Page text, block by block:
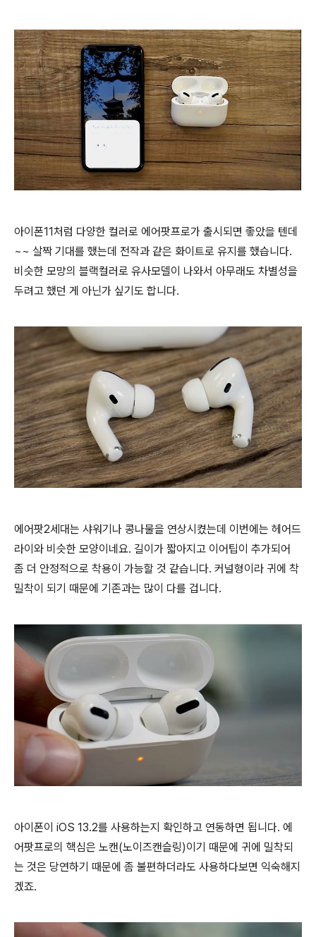
아이폰11처럼 다양한 컬러로 에어팟프로가 출시되면 좋았을 텐데
~~ 살짝 기대를 했는데 전작과 같은 화이트로 유지를 했습니다.
비슷한 모먕의 블랙컬러로 유사모델이 나와서 아무래도 차별성을
두려고 했던 게 아닌가 싶기도 합니다.
에어팟2세대는 샤워기나 콩나물을 연상시켰는데 이번에는 헤어드
라이와 비슷한 모양이네요. 길이가 짧아지고 이어팁이 추가되어
좀 더 안정적으로 착용이 가능할 것 같습니다. 커널형이라 귀에 착
밀착이 되기 때문에 기존과는 많이 다를 겁니다.
아이폰이 iOS 13.2를 사용하는지 확인하고 연동하면 됩니다. 에
어팟프로의 핵심은 노캔(노이즈캔슬링)이기 때문에 귀에 밀착되
는 것은 당연하기 때문에 좀 불편하더라도 사용하다보면 익숙해지
겠죠.